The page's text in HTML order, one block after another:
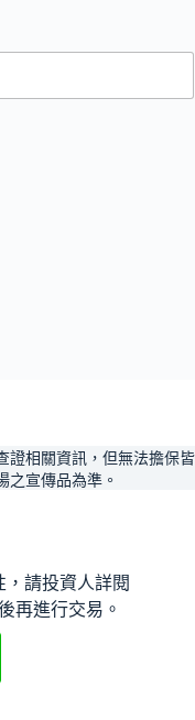
證相關資訊，但無法擔保皆
之宣傳品為準。
請投資人詳閱
再進行交易。